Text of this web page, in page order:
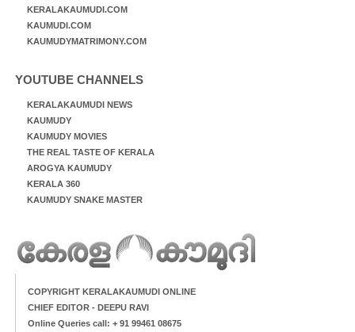
KERALAKAUMUDI.COM
KAUMUDI.COM
KAUMUDYMATRIMONY.COM
YOUTUBE CHANNELS
KERALAKAUMUDI NEWS
KAUMUDY
KAUMUDY MOVIES
THE REAL TASTE OF KERALA
AROGYA KAUMUDY
KERALA 360
KAUMUDY SNAKE MASTER
COPYRIGHT KERALAKAUMUDI ONLINE
CHIEF EDITOR - DEEPU RAVI
Online Queries call: + 91 99461 08675